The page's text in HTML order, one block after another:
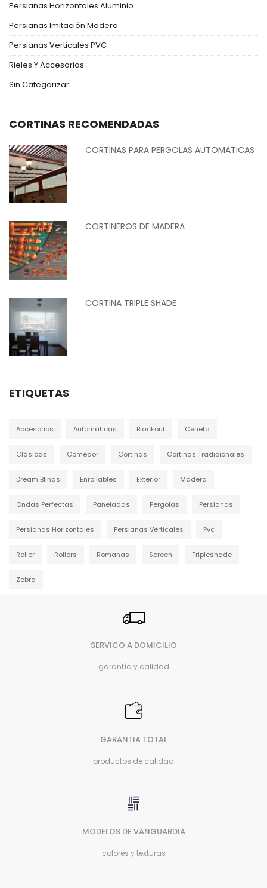
Persianas Horizontales Aluminio
Persianas Imitación Madera
Persianas Verticales PVC
Rieles Y Accesorios
Sin Categorizar
CORTINAS RECOMENDADAS
CORTINAS PARA PERGOLAS AUTOMATICAS
CORTINEROS DE MADERA
CORTINA TRIPLE SHADE
ETIQUETAS
Accesorios Automáticas Blackout Cenefa
Clásicas Comedor Cortinas Cortinas Tradicionales
Dream Blinds Enrollables Exterior Madera
Ondas Perfectas Paneladas Pergolas Persianas
Persianas Horizontales Persianas Verticales Pvc
Roller Rollers Romanas Screen Tripleshade
Zebra
SERVICO A DOMICILIO
garantía y calidad
GARANTIA TOTAL
productos de calidad
MODELOS DE VANGUARDIA
colores y texturas